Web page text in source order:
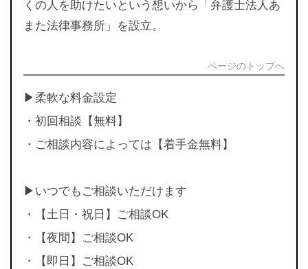
くの人を助けたいという想いから「弁護士法人あ
また法律事務所」を設立。
ページのトップへ
▶︎柔軟な料金設定
・初回相談【無料】
・ご相談内容によっては【着手金無料】
▶︎いつでもご相談いただけます
・【土日・祝日】ご相談OK
・【夜間】ご相談OK
・【即日】ご相談OK